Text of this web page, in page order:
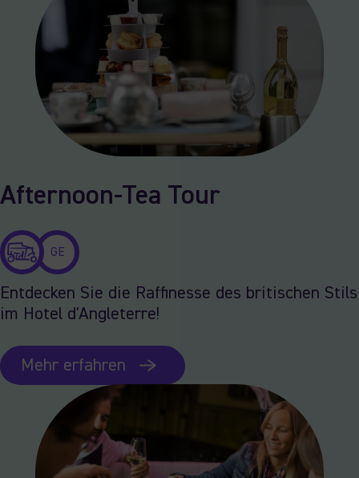
Afternoon-Tea Tour
GE
Entdecken Sie die Raffinesse des britischen Stils
im Hotel d'Angleterre!
Mehr erfahren